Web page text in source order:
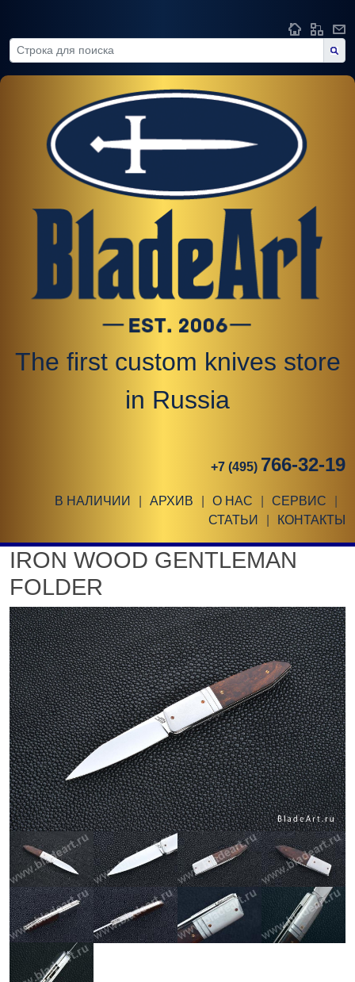
The first custom knives store
in Russia
+7 (495) 766-32-19
В НАЛИЧИИ АРХИВ О НАС СЕРВИС
СТАТЬИ
КОНТАКТЫ
IRON WOOD GENTLEMAN
FOLDER